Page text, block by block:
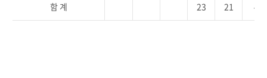
함 계 23 21 4